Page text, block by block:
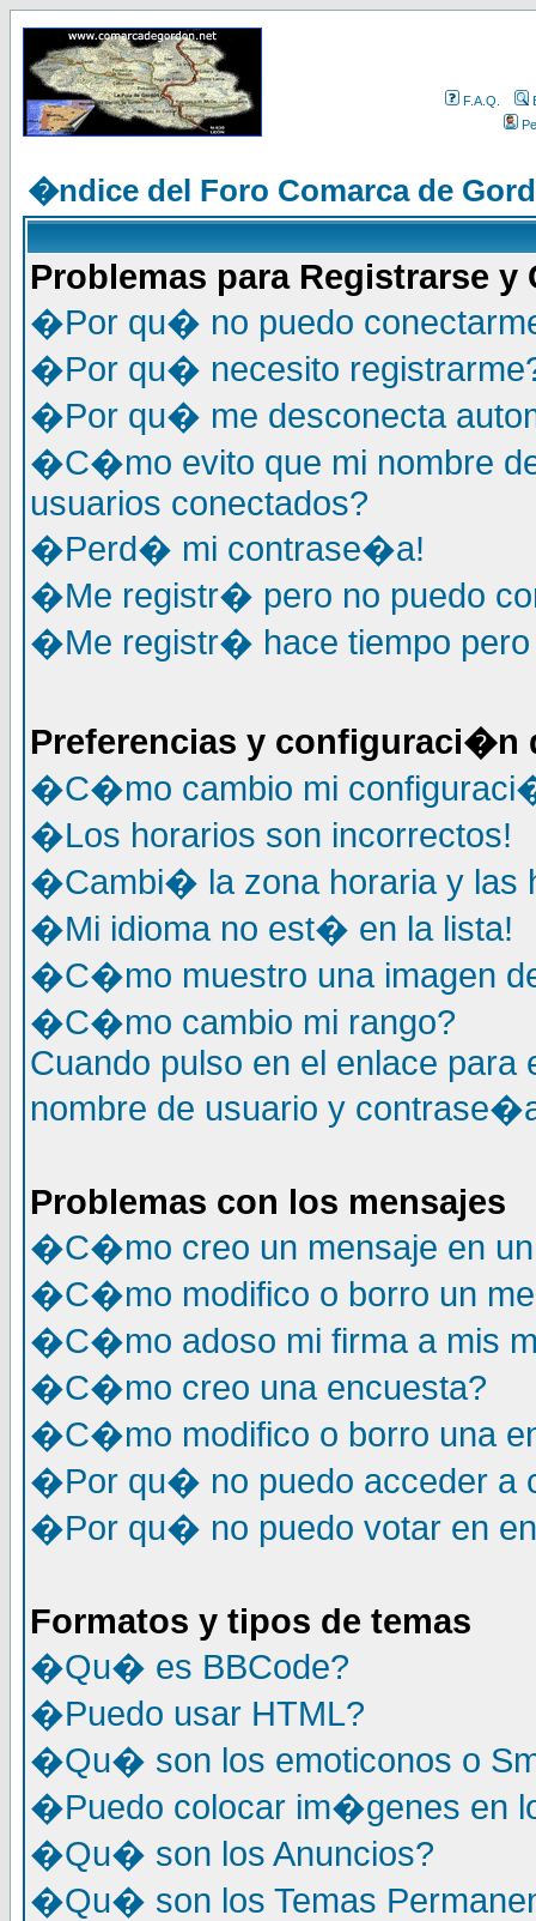
F.A.Q.
�ndice del Foro Comarca de
Problemas para Registrarse y
�Por qu� no puedo
�Por qu� necesito
�Por qu� me desconecta
�C�mo evito que mi nombre
usuarios conectados?
�Perd� mi contrase�a!
�Me registr� pero no puedo
�Me registr� hace tiempo pero
Preferencias y configuraci�n
�C�mo cambio mi
�Los horarios son incorrectos!
�Cambi� la zona horaria y las
�Mi idioma no est� en la lista!
�C�mo muestro una imagen
�C�mo cambio mi rango?
Cuando pulso en el enlace
nombre de usuario y
Problemas con los mensajes
�C�mo creo un mensaje en un
�C�mo modifico o borro un
�C�mo adoso mi firma a mis
�C�mo creo una encuesta?
�C�mo modifico o borro una
�Por qu� no puedo acceder a
�Por qu� no puedo votar en
Formatos y tipos de temas
�Qu� es BBCode?
�Puedo usar HTML?
�Qu� son los emoticonos o
�Puedo colocar im�genes en
�Qu� son los Anuncios?
�Qu� son los Temas